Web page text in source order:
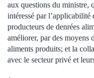
aux questions du ministre,
intéressé par l’applicabilité
producteurs de denrées
améliorer, par des moyens
aliments produits; et la
avec le secteur privé et